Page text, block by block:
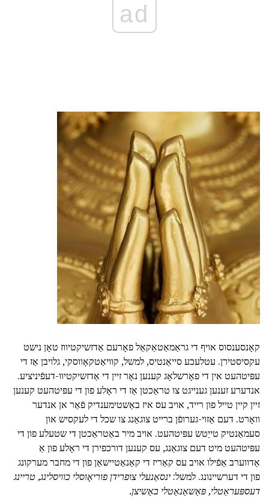
ad
קאָנסענסוס אויף די גראַמאַטאַקאַל פאָרעם אַדזשיקטיווז טאָן נישט
עקסיסטירן. עטלעכע סייאַנטיס, למשל, קוויאַטקאָווסקי, גלויבן אַז די
עפּיטהעט אין די פאָרשלאָג קענען נאָר זיין די אַדזשיקטיוו-דעפֿיניציע.
אנדערע זענען גענייגט צו טראַכטן אַז די ראָלע פון די עפּיטהעט קענען
זיין קיין טייל פון רייד, אויב עס איז באַשטימענדיק פֿאַר אן אנדער
וואָרט. דעם אַזוי-גערופֿן ברייט צוגאַנג צו שכל די לעקסיש און
סעמאַנטיק טייַטש עפּיטהעט. אויב מיר באַטראַכטן די שטעלע פון די
עפּיטהעט מיט דעם צוגאַנג, עס קענען דורכפירן די ראָלע פון אַ
אַדווערב אַפֿילו אויב עס קאַריז די קאַנאַטיישאַן פון די מחבר מערקונג
פון די דערשיינונג. למשל: ינסאַנעלי צופרידן פוריאָוסלי כוויסלינג, טריינג
דעספּעראַטלי, פּאַשאַנאַטלי באַשיצן.